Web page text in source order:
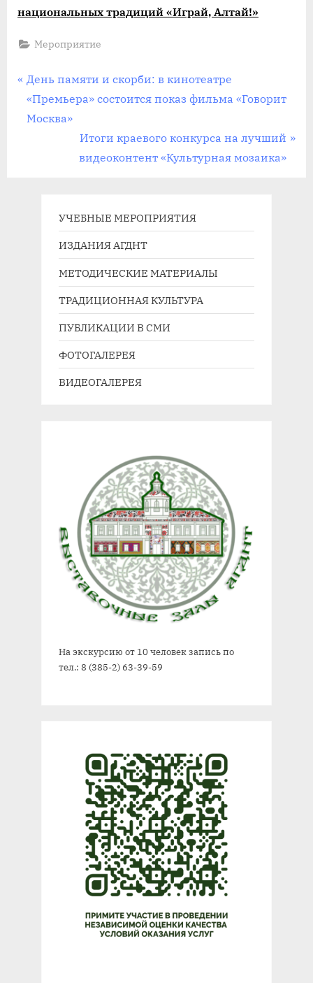
национальных традиций «Играй, Алтай!»
Мероприятие
Навигация
по
записям
П
р
е
День памяти и скорби: в кинотеатре
«Премьера» состоится показ фильма «Говорит
Москва»
С
л
у
ю
щ
а
я
з
а
п
и
с
Итоги краевого конкурса на лучший
видеоконтент «Культурная мозаика»
УЧЕБНЫЕ МЕРОПРИЯТИЯ
ИЗДАНИЯ АГДНТ
МЕТОДИЧЕСКИЕ МАТЕРИАЛЫ
ТРАДИЦИОННАЯ КУЛЬТУРА
ПУБЛИКАЦИИ В СМИ
ФОТОГАЛЕРЕЯ
ВИДЕОГАЛЕРЕЯ
На экскурсию от 10 человек запись по
тел.: 8 (385-2) 63-39-59